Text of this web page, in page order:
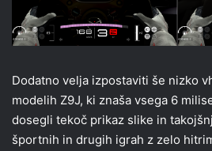
Dodatno velja izpostaviti še nizko
modelih Z9J, ki znaša vsega 6
dosegli tekoč prikaz slike in
športnih in drugih igrah z zelo